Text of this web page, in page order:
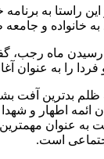
راستا به
به خانواده و
رسیدن ماه
را به عنوان
ظلم بدترین آفت
ائمه اطهار و
به عنوان
است.